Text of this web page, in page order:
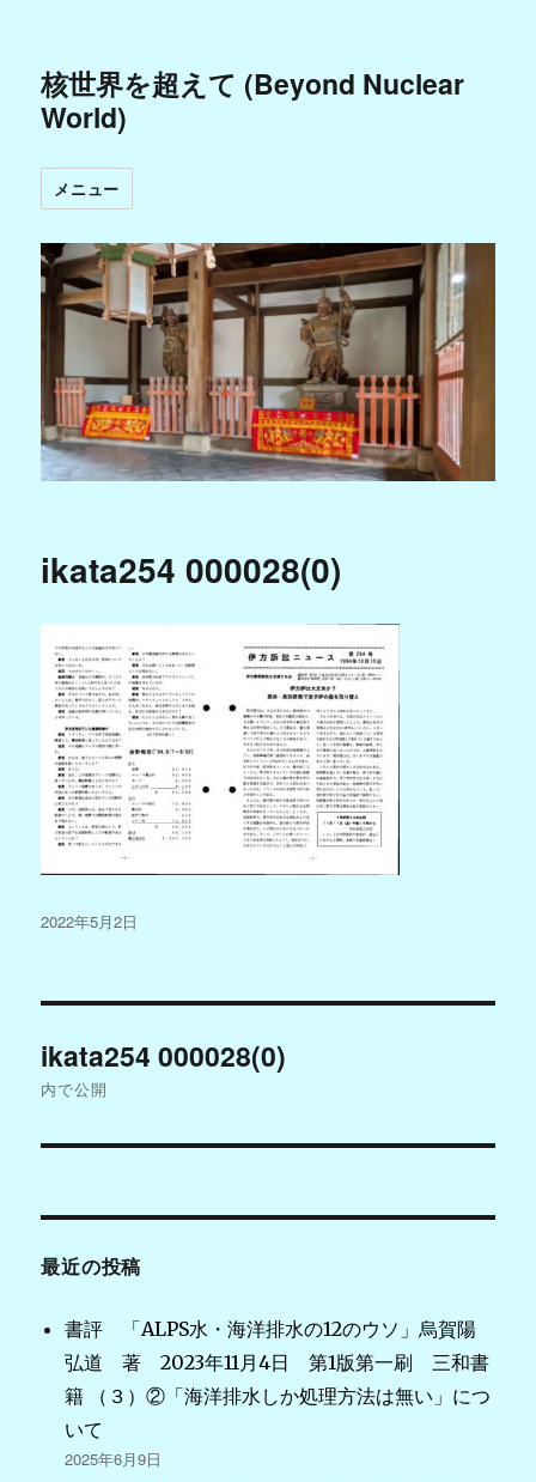
核世界を超えて (Beyond Nuclear
World)
メニュー
ikata254 000028(0)
投
2022年5月2日
稿
ゲ
ー
シ
ョ
ン
ikata254 000028(0)
内で公開
最近の投稿
書評 「ALPS水・海洋排水の12のウソ」烏賀陽
弘道 著 2023年11月4日 第1版第一刷 三和書
籍 （３）②「海洋排水しか処理方法は無い」につ
いて
2025年6月9日